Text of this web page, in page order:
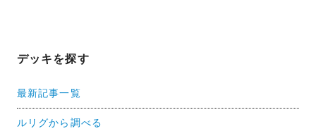
デッキを探す
最新記事一覧
ルリグから調べる